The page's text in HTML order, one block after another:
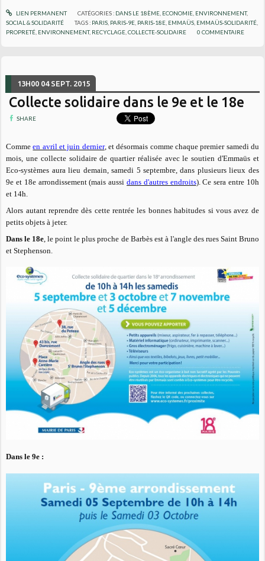
LIEN PERMANENT CATÉGORIES : DANS LE 18ÈME, ECONOMIE, ENVIRONNEMENT,
SOCIAL & SOLIDARITÉ
TAGS : PARIS PARIS-9E PARIS-18E EMMAÜS EMMAÜS-SOLIDARITÉ
PROPRETÉ ENVIRONNEMENT, RECYCLAGE ,COLLECTE-SOLIDAIRE 0 COMMENTAIRE
13H00 04 SEPT. 2015
Collecte solidaire dans le 9e et le 18e
SHARE
Commeen avril et juin dernier, et désormais comme chaque premier samedi du
mois, une collecte solidaire de quartier réalisée avec le soutien d'Emmaüs et
Eco-systèmes aura lieu demain, samedi 5 septembre, dans plusieurs lieux des
9e et 18e arrondissement (mais aussi dans d'autres endroits). Ce sera entre 10h
et 14h.
Alors autant reprendre dès cette rentrée les bonnes habitudes si vous avez de
petits objets à jeter.
Dans le 18e , le point le plus proche de Barbès est à l'angle des rues Saint Bruno
et Stephenson.
Dans le 9e :